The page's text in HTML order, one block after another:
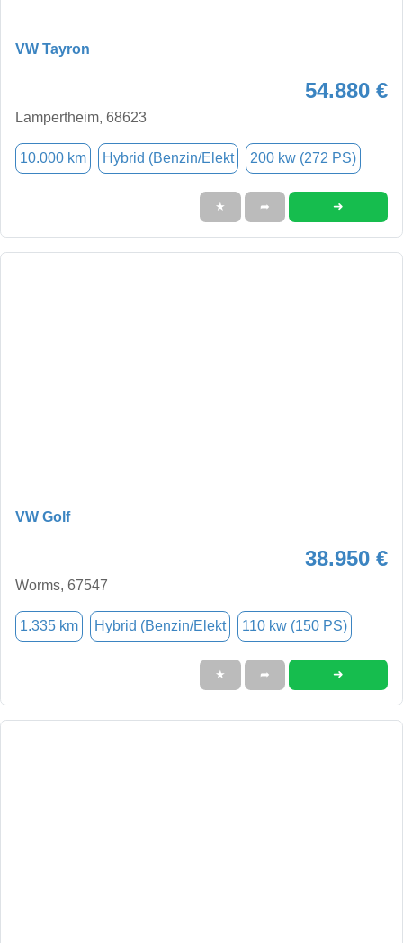
VW Tayron
54.880 €
Lampertheim, 68623
10.000 km Hybrid (Benzin/Elekt 200 kw (272 PS)
★ ➦ ➜
VW Golf
38.950 €
Worms, 67547
1.335 km Hybrid (Benzin/Elekt 110 kw (150 PS)
★ ➦ ➜